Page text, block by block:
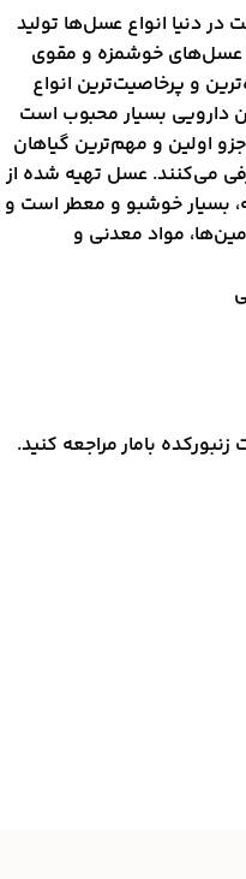
دنیا انواع عسل‌ها تولید
عسل‌های خوشمزه و مقوی
و پرخاصیت‌ترین انواع
دارویی بسیار محبوب است
اولین و مهم‌ترین گیاهان
می‌کنند. عسل تهیه شده از
بسیار خوشبو و معطر است و
مواد معدنی و
بامار مراجعه کنید.